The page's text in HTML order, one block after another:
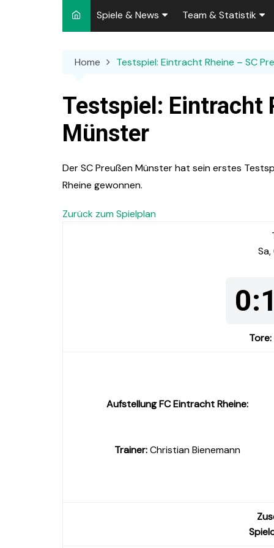
Spiele & News
Team-News
Punktspiele
Pokalspiele
Testspiele
Archiv
Team & Statistik
Sperren und
Zuschauer-Statistik
Ewige Tabellen
Home Testspiel: Eintracht Rheine – SC
Testspiel: Eintracht
Münster
Der SC Preußen Münster hat sein erstes
Rheine gewonnen.
Zurück zum Spielplan
Tore:
Aufstellung FC Eintracht Rheine:
Trainer:Christian Bienemann